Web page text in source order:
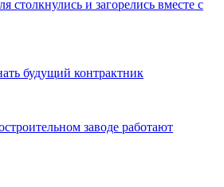
столкнулись и загорелись вместе с
будущий контрактник
заводе работают